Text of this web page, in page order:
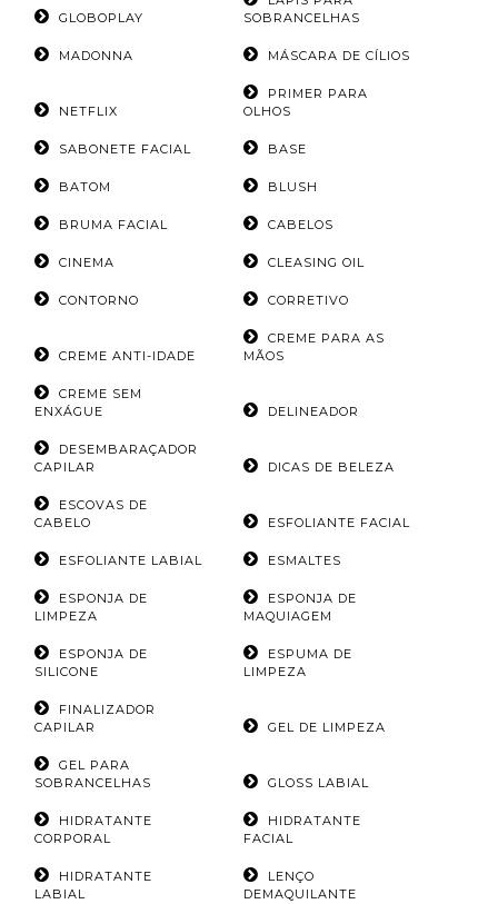
GLOBOPLAY
SOBRANCELHAS
MADONNA MÁSCARA DE CÍLIOS
NETFLIX
PRIMER PARA
OLHOS
SABONETE FACIAL BASE
BATOM BLUSH
BRUMA FACIAL CABELOS
CINEMA CLEASING OIL
CONTORNO CORRETIVO
CREME ANTI-IDADE
CREME PARA AS
MÃOS
CREME SEM
ENXÁGUE
DELINEADOR
DESEMBARAÇADOR
CAPILAR
DICAS DE BELEZA
ESCOVAS DE
CABELO
ESFOLIANTE FACIAL
ESFOLIANTE LABIAL ESMALTES
ESPONJA DE
LIMPEZA
ESPONJA DE
MAQUIAGEM
ESPONJA DE
SILICONE
ESPUMA DE
LIMPEZA
FINALIZADOR
CAPILAR
GEL DE LIMPEZA
GEL PARA
SOBRANCELHAS
GLOSS LABIAL
HIDRATANTE
CORPORAL
HIDRATANTE
FACIAL
HIDRATANTE
LABIAL
LENÇO
DEMAQUILANTE